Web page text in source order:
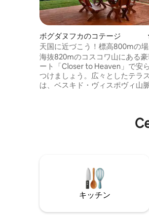
ボグダヌフカのコテージ
天国に近づこう！標高800mの場
む屋外スパ
海抜820mのコスコワ山にある
ート「Closer to Heaven」で安
つけましょう。広々としたテラ
は、ベスキド・ヴィスポヴィ山
ています。リクライニングマッ
さを高めます。トレイル、森、
なたを待っています。天国に近
分自身に近づきましょう。
キッチン